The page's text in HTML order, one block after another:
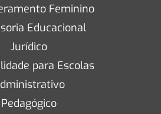
Feminino
Educacional
Jurídico
para Escolas
Pedagógico